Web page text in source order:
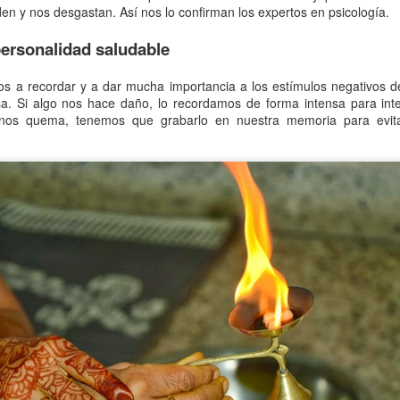
y nos desgastan. Así nos lo confirman los expertos en psicología.
saludable
a recordar y a dar mucha importancia a los estímulos negativos
Si algo nos hace daño, lo recordamos de forma intensa para
quema, tenemos que grabarlo en nuestra memoria para
soporte.
NOV
9
Guttmann Barcelona
Life. Una nueva forma
de inclusión social.
Dependentia colabora desde hace
más de 15 años con la Fundación
Instituto Guttmann en el desarrollo
de actividades sociosanitarias a
OCT
Planificar y priorizar
para trabajar mejor
¿Cómo es posible que el día se
haga tan corto? ¿Cómo puede ser
que después de tantas horas de
dedicación parezca que el trabajo
no se acabe nunca? ¿Por qué las
tareas previstas para un tiempo